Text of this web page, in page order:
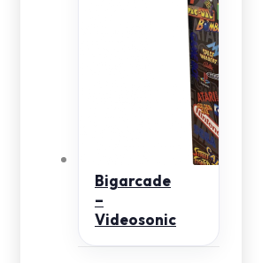
Bigarcade
–
Videosonic